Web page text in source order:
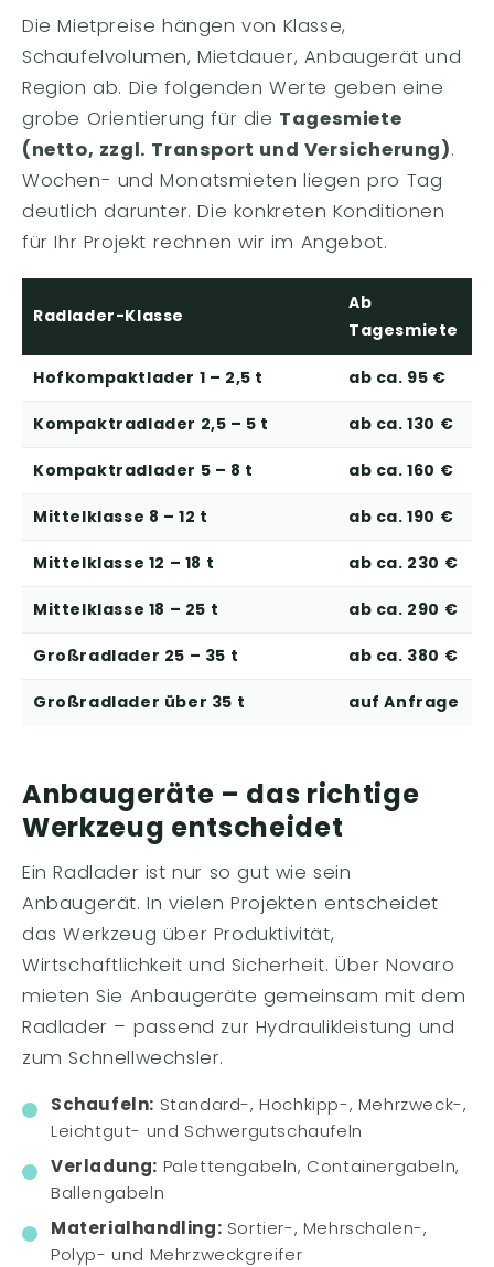
Die Mietpreise hängen von Klasse,
Schaufelvolumen, Mietdauer, Anbaugerät und
Region ab. Die folgenden Werte geben eine
grobe Orientierung für die Tagesmiete
(netto, zzgl. Transport und Versicherung).
Wochen- und Monatsmieten liegen pro Tag
deutlich darunter. Die konkreten Konditionen
für Ihr Projekt rechnen wir im Angebot.
Radlader-Klasse
Ab
Tagesmiete
Hofkompaktlader 1 – 2,5 t ab ca. 95 €
Kompaktradlader 2,5 – 5 t ab ca. 130 €
Kompaktradlader 5 – 8 t ab ca. 160 €
Mittelklasse 8 – 12 t ab ca. 190 €
Mittelklasse 12 – 18 t ab ca. 230 €
Mittelklasse 18 – 25 t ab ca. 290 €
Großradlader 25 – 35 t ab ca. 380 €
Großradlader über 35 t auf Anfrage
Anbaugeräte – das richtige
Werkzeug entscheidet
Ein Radlader ist nur so gut wie sein
Anbaugerät. In vielen Projekten entscheidet
das Werkzeug über Produktivität,
Wirtschaftlichkeit und Sicherheit. Über Novaro
mieten Sie Anbaugeräte gemeinsam mit dem
Radlader – passend zur Hydraulikleistung und
zum Schnellwechsler.
Schaufeln: Standard-, Hochkipp-, Mehrzweck-,
Leichtgut- und Schwergutschaufeln
Verladung: Palettengabeln, Containergabeln,
Ballengabeln
Materialhandling: Sortier-, Mehrschalen-,
Polyp- und Mehrzweckgreifer